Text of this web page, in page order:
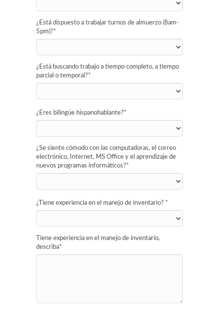
¿Está dispuesto a trabajar turnos de almuerzo (8am-
5pm)?*
¿Está buscando trabajo a tiempo completo, a tiempo
parcial o temporal?*
¿Eres bilingüe hispanohablante?*
¿Se siente cómodo con las computadoras, el correo
electrónico, Internet, MS Office y el aprendizaje de
nuevos programas informáticos?*
¿Tiene experiencia en el manejo de inventario? *
Tiene experiencia en el manejo de inventario,
describa*